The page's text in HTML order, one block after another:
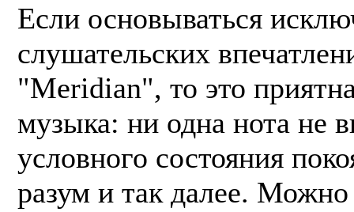
Если основываться
слушательских
"Meridian", то это
музыка: ни одна нота не
условного состояния
разум и так далее.